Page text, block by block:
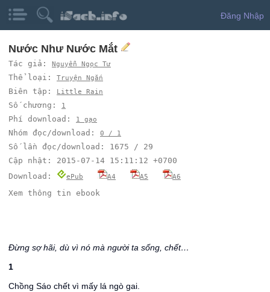
Đăng Nhập
Nước Như Nước Mắt
Tác giả: Nguyễn Ngọc Tư
Thể loại: Truyện Ngắn
Biên tập: Little Rain
Số chương: 1
Phí download: 1 gạo
Nhóm đọc/download: 0 / 1
Số lần đọc/download: 1675 / 29
Cập nhật: 2015-07-14 15:11:12 +0700
Download:
ePub A4 A5 A6
Xem thông tin ebook
Đừng sợ hãi, dù vì nó mà người ta sống, chết…
1
Chồng Sáo chết vì mấy lá ngò gai.